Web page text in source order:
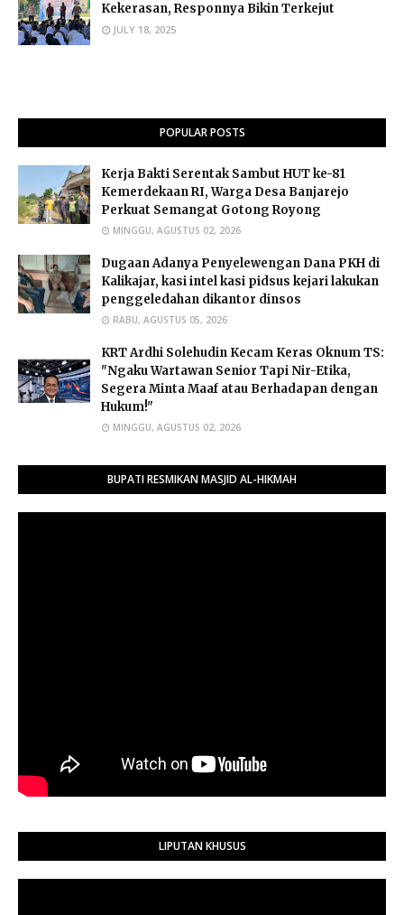
Kekerasan, Responnya Bikin Terkejut
JULY 18, 2025
POPULAR POSTS
Kerja Bakti Serentak Sambut HUT ke-81
Kemerdekaan RI, Warga Desa Banjarejo
Perkuat Semangat Gotong Royong
MINGGU, AGUSTUS 02, 2026
Dugaan Adanya Penyelewengan Dana PKH di
Kalikajar, kasi intel kasi pidsus kejari lakukan
penggeledahan dikantor dinsos
RABU, AGUSTUS 05, 2026
​KRT Ardhi Solehudin Kecam Keras Oknum TS:
"Ngaku Wartawan Senior Tapi Nir-Etika,
Segera Minta Maaf atau Berhadapan dengan
Hukum!"
MINGGU, AGUSTUS 02, 2026
BUPATI RESMIKAN MASJID AL-HIKMAH
LIPUTAN KHUSUS